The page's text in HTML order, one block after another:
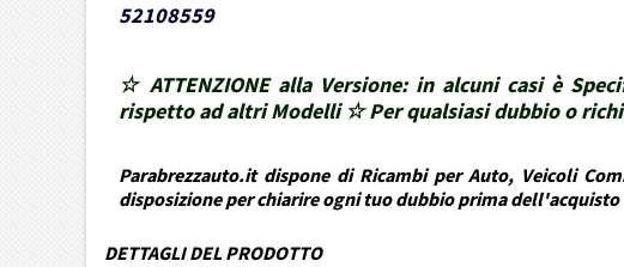
52108559
☆ ATTENZIONE alla Versione: in alcuni casi è
rispetto ad altri Modelli ☆ Per qualsiasi dubbio o
Parabrezzauto.it dispone di Ricambi per Auto, Veicoli
disposizione per chiarire ogni tuo dubbio prima dell'acquisto
DETTAGLI DEL PRODOTTO